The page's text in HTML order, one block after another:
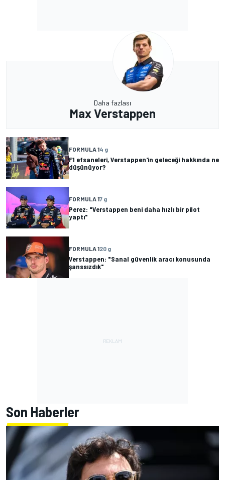
Daha fazlası
Max Verstappen
FORMULA 14 g
F1 efsaneleri, Verstappen'in geleceği hakkında ne
düşünüyor?
FORMULA 17 g
Perez: "Verstappen beni daha hızlı bir pilot
yaptı"
FORMULA 120 g
Verstappen: "Sanal güvenlik aracı konusunda
şanssızdık"
Son Haberler